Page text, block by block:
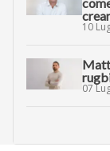
10
07